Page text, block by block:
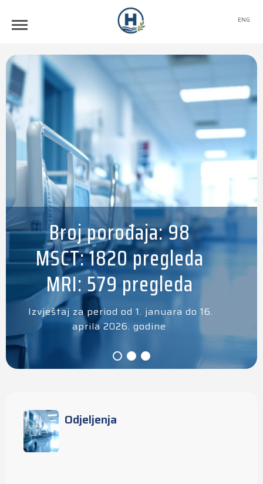
ENG
Broj porođaja: 98
MSCT: 1820 pregleda
MRI: 579 pregleda
Izvještaj za period od 1. januara do 16.
aprila 2026. godine
Odjeljenja